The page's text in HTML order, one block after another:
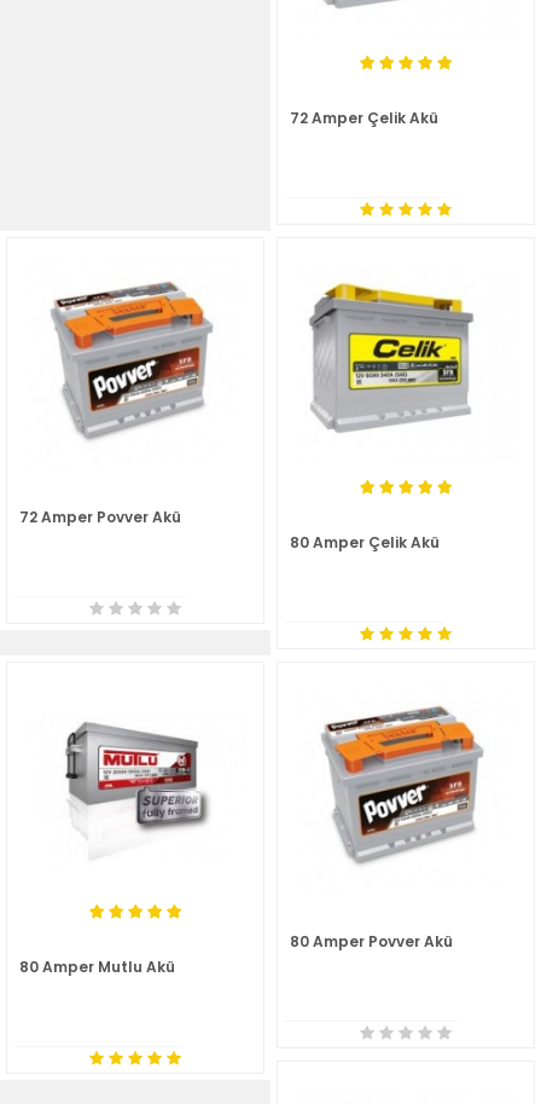
72 Amper Çelik Akü
72 Amper Povver Akü
80 Amper Çelik Akü
80 Amper Mutlu Akü
80 Amper Povver Akü